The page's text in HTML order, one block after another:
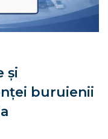
şi
buruienii